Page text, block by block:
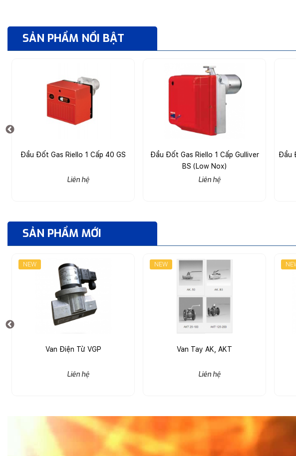
SẢN PHẨM NỔI BẬT
Đầu Đốt Gas Riello 1 Cấp 40 GS
Liên hệ
Đầu Đốt Gas Riello 1 Cấp Gulliver
BS (Low Nox)
Liên hệ
Đầu
SẢN PHẨM MỚI
NEW
Van Điện Từ VGP
Liên hệ
NEW
Van Tay AK, AKT
Liên hệ